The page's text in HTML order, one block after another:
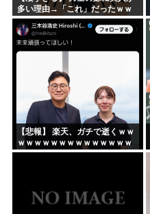
多い理由→「これ」だったｗｗ
ｗｗｗｗｗ
【悲報】 楽天、ガチで逝くｗｗ
ｗｗｗｗｗｗｗｗｗｗｗｗｗｗ
ｗｗｗｗ